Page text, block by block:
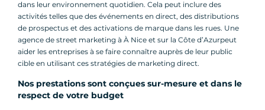
dans leur environnement quotidien. Cela peut inclure des
activités telles que des événements en direct, des distributions
de prospectus et des activations de marque dans les rues. Une
agence de street marketing à À Nice et sur la Côte d’Azurpeut
aider les entreprises à se faire connaître auprès de leur public
cible en utilisant ces stratégies de marketing direct.
Nos prestations sont conçues sur-mesure et dans le
respect de votre budget